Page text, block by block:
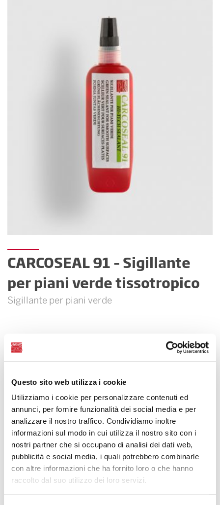
Questo sito web utilizza i cookie
Utilizziamo i cookie per personalizzare contenuti ed
annunci, per fornire funzionalità dei social media e per
analizzare il nostro traffico. Condividiamo inoltre
informazioni sul modo in cui utilizza il nostro sito con i
nostri partner che si occupano di analisi dei dati web,
pubblicità e social media, i quali potrebbero combinarle
con altre informazioni che ha fornito loro o che hanno
raccolto dal suo utilizzo dei loro servizi.
CARCOSEAL 91 – Sigillante
per piani verde tissotropico
Sigillante per piani verde